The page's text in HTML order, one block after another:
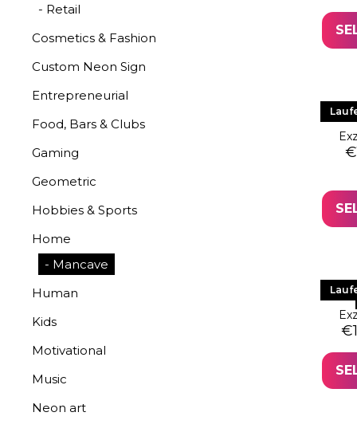
- Retail
Cosmetics & Fashion
Custom Neon Sign
Entrepreneurial
Food, Bars & Clubs
Gaming
Geometric
Hobbies & Sports
Home
- Mancave
Human
Kids
Motivational
Music
Neon art
LED
€
€